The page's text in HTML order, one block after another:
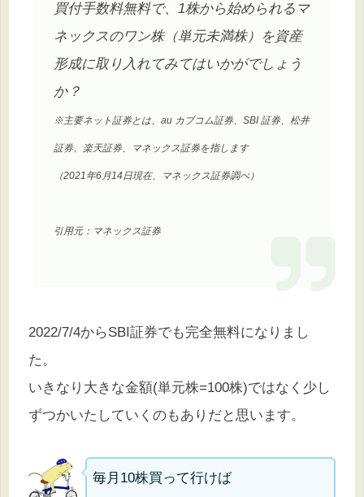
買付手数料無料で、1株から始められるマ
ネックスのワン株（単元未満株）を資産
形成に取り入れてみてはいかがでしょう
か？
※主要ネット証券とは、au カブコム証券、SBI 証券、松井
証券、楽天証券、マネックス証券を指します
（2021年6月14日現在、マネックス証券調べ）
引用元：マネックス証券
2022/7/4からSBI証券でも完全無料になりまし
た。
いきなり大きな金額(単元株=100株)ではなく少し
ずつかいたしていくのもありだと思います。
毎月10株買って行けば